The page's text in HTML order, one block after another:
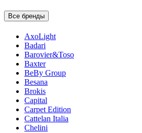
Все бренды
AxoLight
Badari
Barovier&Toso
Baxter
BeBy Group
Besana
Brokis
Capital
Carpet Edition
Cattelan Italia
Chelini